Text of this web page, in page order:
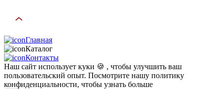
Главная
Каталог
Контакты
Наш сайт использует куки 🍪 , чтобы улучшить ваш
пользовательский опыт. Посмотрите нашу политику
конфиденциальности, чтобы узнать больше